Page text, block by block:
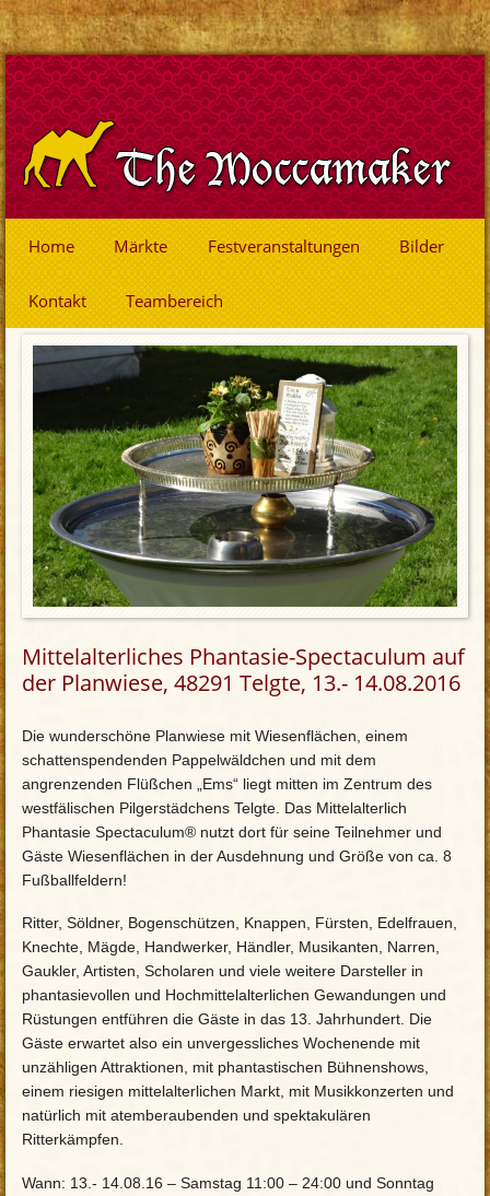
Home Märkte Festveranstaltungen Bilder
Kontakt Teambereich
Mittelalterliches Phantasie-Spectaculum auf
der Planwiese, 48291 Telgte, 13.- 14.08.2016
Die wunderschöne Planwiese mit Wiesenflächen, einem
schattenspendenden Pappelwäldchen und mit dem
angrenzenden Flüßchen „Ems“ liegt mitten im Zentrum des
westfälischen Pilgerstädchens Telgte. Das Mittelalterlich
Phantasie Spectaculum® nutzt dort für seine Teilnehmer und
Gäste Wiesenflächen in der Ausdehnung und Größe von ca. 8
Fußballfeldern!
Ritter, Söldner, Bogenschützen, Knappen, Fürsten, Edelfrauen,
Knechte, Mägde, Handwerker, Händler, Musikanten, Narren,
Gaukler, Artisten, Scholaren und viele weitere Darsteller in
phantasievollen und Hochmittelalterlichen Gewandungen und
Rüstungen entführen die Gäste in das 13. Jahrhundert. Die
Gäste erwartet also ein unvergessliches Wochenende mit
unzähligen Attraktionen, mit phantastischen Bühnenshows,
einem riesigen mittelalterlichen Markt, mit Musikkonzerten und
natürlich mit atemberaubenden und spektakulären
Ritterkämpfen.
Wann: 13.- 14.08.16 – Samstag 11:00 – 24:00 und Sonntag